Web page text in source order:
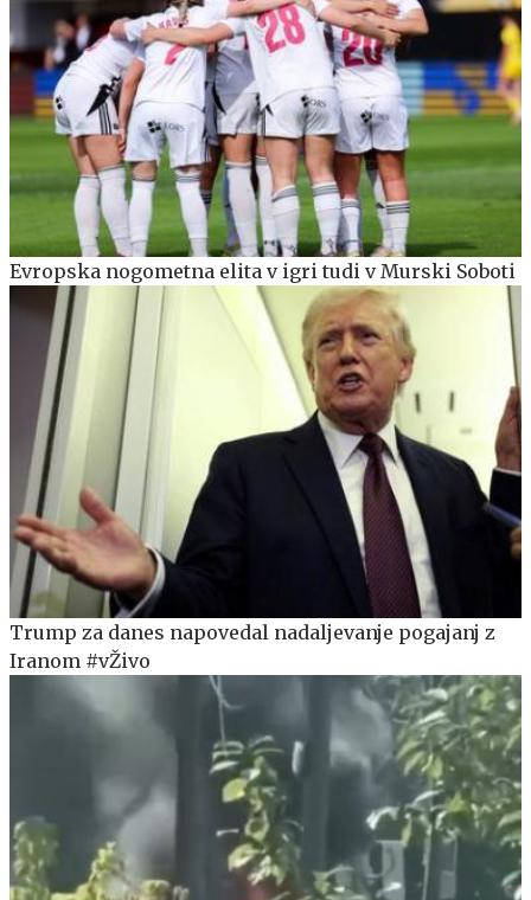
Evropska nogometna elita v igri tudi v Murski Soboti
Trump za danes napovedal nadaljevanje pogajanj z
Iranom #vŽivo